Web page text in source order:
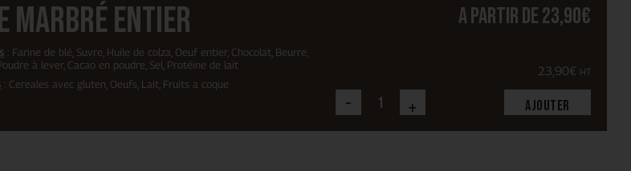
marbré entier
: Farine de blé, Suvre, Huile de colza, Oeuf entier, Chocolat, Beurre,
à lever, Cacao en poudre, Sel, Protéine de lait
: Cereales avec gluten, Oeufs, Lait, Fruits a coque
A partir de23,90€
23,90€ HT
- + Ajouter